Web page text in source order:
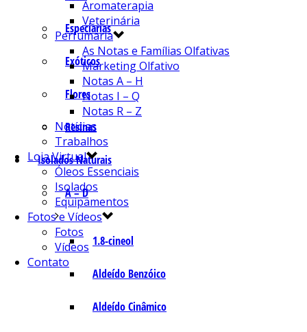
Especiarias
Exóticos
Flores
Resinas
Isolados Naturais
A – D
1.8-cineol
Aldeído Benzóico
Aldeído Cinâmico
Aromaterapia
Veterinária
Perfumaria
As Notas e Famílias Olfativas
Marketing Olfativo
Notas A – H
Notas I – Q
Notas R – Z
Notícias
Trabalhos
Loja Virtual
Óleos Essenciais
Isolados
Equipamentos
Fotos e Vídeos
Fotos
Vídeos
Contato